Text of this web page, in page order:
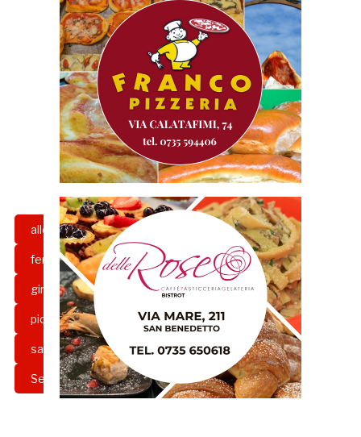
allenatore calcio
fermana gazzetta rossoblu
girone b grb pianese
picerno risultati Samb
sambenedettese sante alfonsi
Serie C settore giovanile